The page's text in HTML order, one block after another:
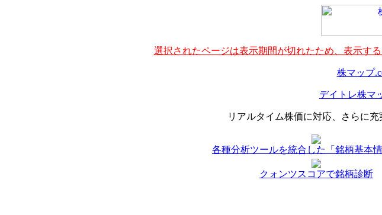
選択されたページは表示期間が切れたため、表示す
株マップ
デイトレ株マ
リアルタイム株価に対応、さらに
各種分析ツールを統合した「銘柄基本
クォンツスコアで銘柄診断